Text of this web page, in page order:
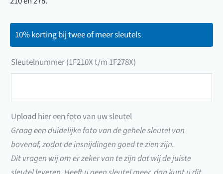
10% korting bij twee of meer sleutels
Sleutelnummer (1F210X t/m 1F278X)
1F278X)
Upload hier een foto van uw sleutel
Graag een duidelijke foto van de gehele sleutel van
bovenaf, zodat de insnijdingen goed te zien zijn.
Dit vragen wij om er zeker van te zijn dat wij de juiste